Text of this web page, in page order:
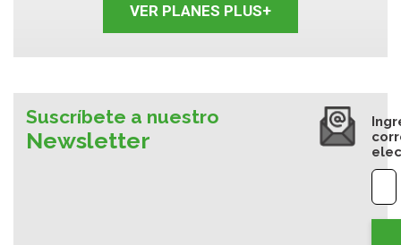
VER PLANES PLUS+
Suscríbete a nuestro
Newsletter